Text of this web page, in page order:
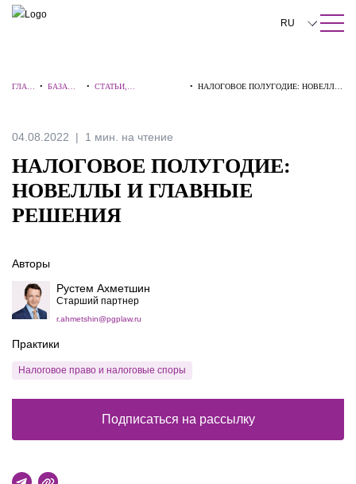
ПОИСК ПО САЙТУ Закрыть
RU
中文
ГЛАВ
•БАЗА
• СТАТЬИ,
•НАЛОГОВОЕ ПОЛУГОДИЕ: НОВЕЛЛЫ
04.08.2022 1 мин. на чтение
НАЛОГОВОЕ ПОЛУГОДИЕ:
НОВЕЛЛЫ И ГЛАВНЫЕ
РЕШЕНИЯ
Авторы
Рустем Ахметшин
Старший партнер
r.ahmetshin@pgplaw.ru
Практики
Налоговое право и налоговые споры
Подписаться на рассылку